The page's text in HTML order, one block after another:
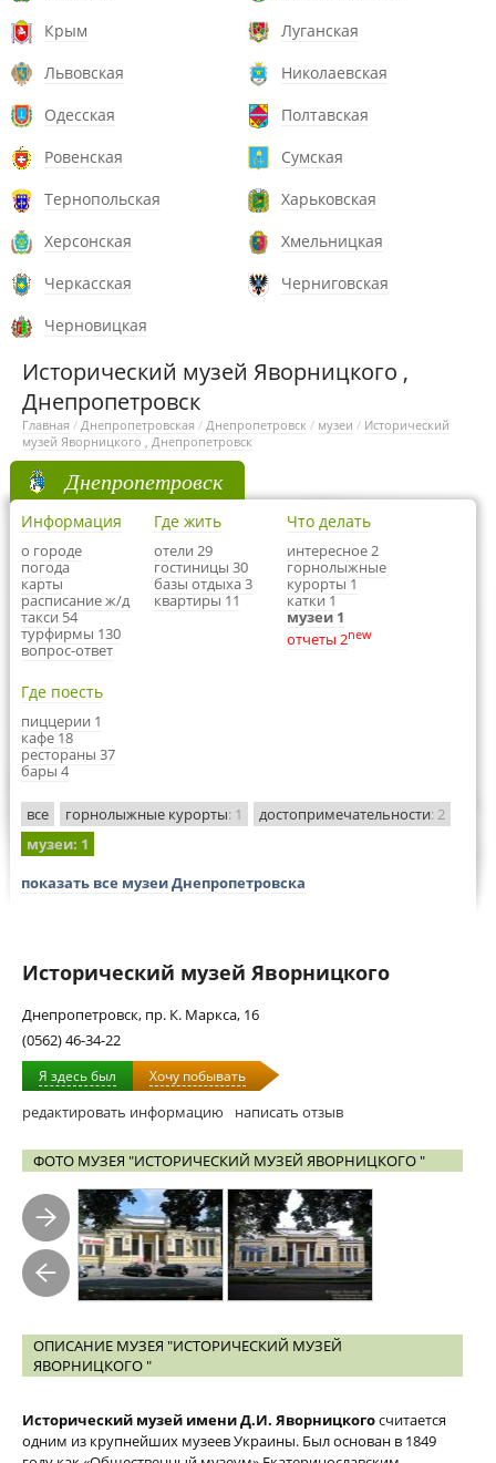
Крым
Луганская
Львовская
Николаевская
Одесская
Полтавская
Ровенская
Сумская
Тернопольская
Харьковская
Херсонская
Хмельницкая
Черкасская
Черниговская
Черновицкая
Исторический музей Яворницкого ,
Днепропетровск
Главная / Днепропетровская / Днепропетровск / музеи / Исторический
музей Яворницкого , Днепропетровск
Днепропетровск
Информация
о городе
погода
карты
расписание ж/д
такси 54
турфирмы 130
вопрос-ответ
Где жить
отели 29
гостиницы 30
базы отдыха 3
квартиры 11
Что делать
интересное 2
горнолыжные
курорты 1
катки 1
музеи 1
отчеты 2new
Где поесть
пиццерии 1
кафе 18
рестораны 37
бары 4
все горнолыжные курорты: 1 достопримечательности: 2
музеи: 1
показать все музеи Днепропетровска
Исторический музей Яворницкого
Днепропетровск, пр. К. Маркса, 16
(0562) 46-34-22
Я здесь был Хочу побывать
редактировать информацию написать отзыв
ФОТО МУЗЕЯ "ИСТОРИЧЕСКИЙ МУЗЕЙ ЯВОРНИЦКОГО "
ОПИСАНИЕ МУЗЕЯ "ИСТОРИЧЕСКИЙ МУЗЕЙ
ЯВОРНИЦКОГО "
Исторический музей имени Д.И. Яворницкогосчитается
одним из крупнейших музеев Украины. Был основан в 1849